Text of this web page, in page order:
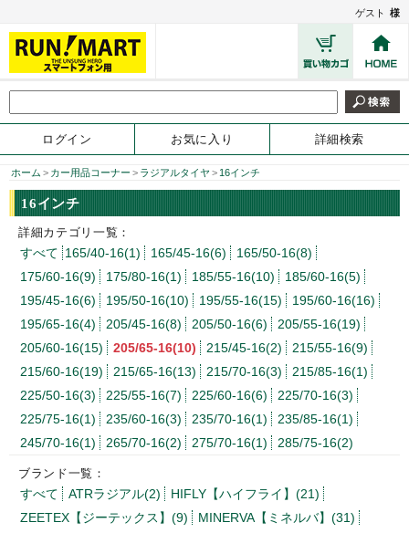
ゲスト 様
ログイン お気に入り 詳細検索
ホーム > カー用品コーナー > ラジアルタイヤ > 16インチ
16インチ
詳細カテゴリ一覧：
すべて 165/40-16(1) 165/45-16(6)
165/50-16(8)
175/60-16(9)
175/80-16(1) 185/55-16(10)
185/60-16(5)
195/45-16(6)
195/50-16(10) 195/55-16(15)
195/60-16(16)
195/65-16(4)
205/45-16(8) 205/50-16(6)
205/55-16(19)
205/60-16(15)
205/65-16(10) 215/45-16(2)
215/55-16(9)
215/60-16(19)
215/65-16(13) 215/70-16(3)
215/85-16(1)
225/50-16(3)
225/55-16(7) 225/60-16(6)
225/70-16(3)
225/75-16(1)
235/60-16(3) 235/70-16(1)
235/85-16(1)
245/70-16(1)
265/70-16(2) 275/70-16(1) 285/75-16(2)
ブランド一覧：
すべて ATRラジアル(2)
HIFLY【ハイフライ】(21)
ZEETEX【ジーテックス】(9)
MINERVA【ミネルバ】(31)